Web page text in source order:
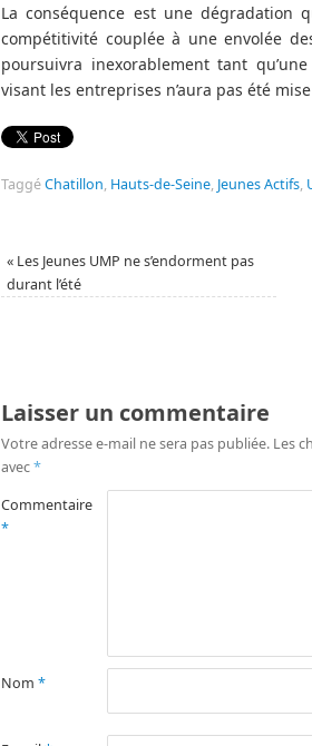
La conséquence est une
compétitivité couplée à une envolée
poursuivra inexorablement tant
visant les entreprises n’aura pas été
TaggéChatillon, Hauts-de-Seine, Jeunes Actifs,
« Les Jeunes UMP ne s’endorment pas
durant l’été
Laisser un commentaire
Votre adresse e-mail ne sera pas publiée. Les
avec*
Commentaire
*
Nom *